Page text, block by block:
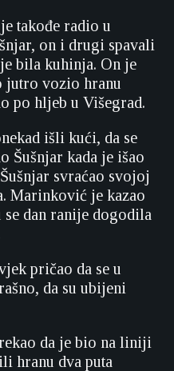
takođe radio u
on i drugi spavali
bila kuhinja. On je
jutro vozio hranu
po hljeb u Višegrad.
išli kući, da se
Šušnjar kada je išao
svraćao svojoj
Marinković je kazao
se dan ranije dogodila
pričao da se u
da su ubijeni
da je bio na liniji
hranu dva puta